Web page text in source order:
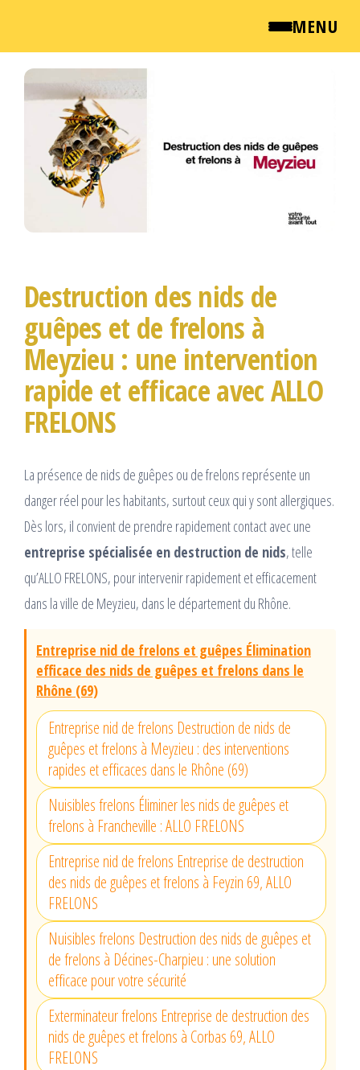
MENU
QUI SOMMES NOUS ?
NEWSROOM
TARIFS
Passer
Destruction des nids de
guêpes et de frelons à
Meyzieu : une intervention
rapide et efficace avec ALLO
FRELONS
La présence de nids de guêpes ou de frelons représente un
danger réel pour les habitants, surtout ceux qui y sont allergiques.
Dès lors, il convient de prendre rapidement contact avec une
entreprise spécialisée en destruction de nids, telle
qu’ALLO FRELONS, pour intervenir rapidement et efficacement
dans la ville de Meyzieu, dans le département du Rhône.
Entreprise nid de frelons et guêpes Élimination
efficace des nids de guêpes et frelons dans le
Rhône (69)
Entreprise nid de frelons Destruction de nids de
guêpes et frelons à Meyzieu : des interventions
rapides et efficaces dans le Rhône (69)
Nuisibles frelons Éliminer les nids de guêpes et
frelons à Francheville : ALLO FRELONS
Entreprise nid de frelons Entreprise de destruction
des nids de guêpes et frelons à Feyzin 69, ALLO
FRELONS
Nuisibles frelons Destruction des nids de guêpes et
de frelons à Décines-Charpieu : une solution
efficace pour votre sécurité
Exterminateur frelons Entreprise de destruction des
nids de guêpes et frelons à Corbas 69, ALLO
FRELONS